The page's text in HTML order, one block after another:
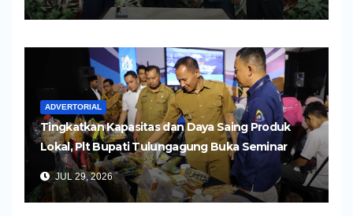
ADVERTORIAL
Tingkatkan Kapasitas dan Daya Saing Produk
Lokal, Plt Bupati Tulungagung Buka Seminar
Impor dan Ekspor Produk UMKM
JUL 29, 2026